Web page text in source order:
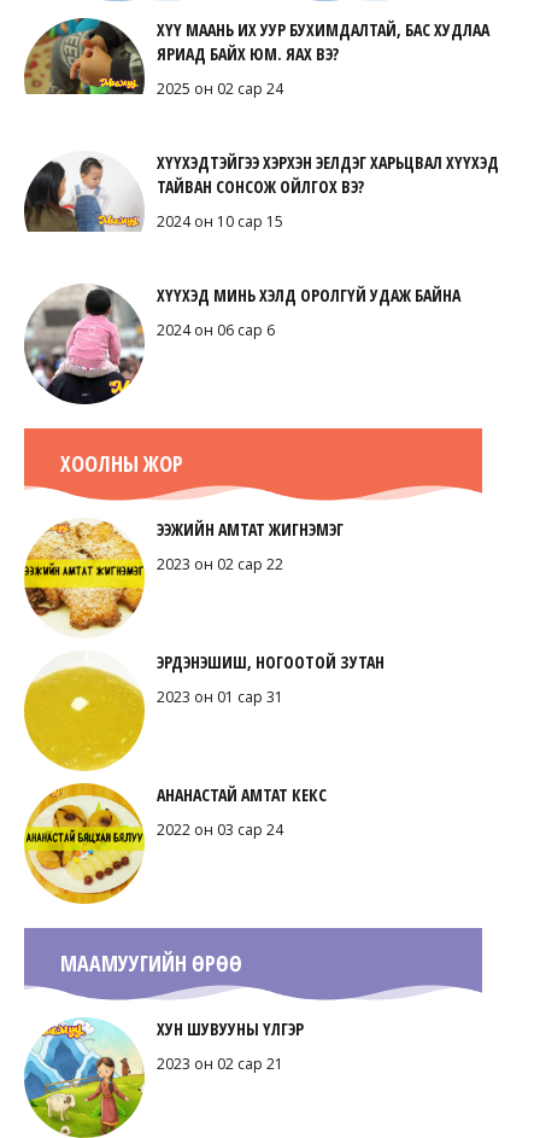
ХҮҮ МААНЬ ИХ УУР БУХИМДАЛТАЙ, БАС ХУДЛАА
ЯРИАД БАЙХ ЮМ. ЯАХ ВЭ?
2025 он 02 сар 24
ХҮҮХЭДТЭЙГЭЭ ХЭРХЭН ЭЕЛДЭГ ХАРЬЦВАЛ ХҮҮХЭД
ТАЙВАН СОНСОЖ ОЙЛГОХ ВЭ?
2024 он 10 сар 15
ХҮҮХЭД МИНЬ ХЭЛД ОРОЛГҮЙ УДАЖ БАЙНА
2024 он 06 сар 6
ХООЛНЫ ЖОР
ЭЭЖИЙН АМТАТ ЖИГНЭМЭГ
2023 он 02 сар 22
ЭРДЭНЭШИШ, НОГООТОЙ ЗУТАН
2023 он 01 сар 31
АНАНАСТАЙ АМТАТ КЕКС
2022 он 03 сар 24
МААМУУГИЙН ӨРӨӨ
ХУН ШУВУУНЫ ҮЛГЭР
2023 он 02 сар 21